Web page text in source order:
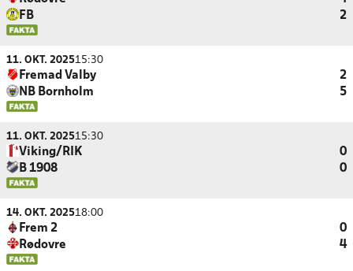
FB
2
11. OKT. 202515:30
Fremad Valby
2
NB Bornholm
5
11. OKT. 202515:30
Viking/RIK
0
B 1908
0
14. OKT. 202518:00
Frem 2
0
Rødovre
4